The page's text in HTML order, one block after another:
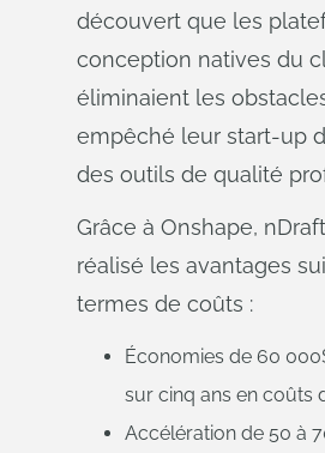
découvert que les
conception natives du
éliminaient les
empêché leur start-up
des outils de qualité
Grâce à Onshape,
réalisé les avantages
termes de coûts :
Économies de 60
sur cinq ans en coûts
Accélération de 50 à